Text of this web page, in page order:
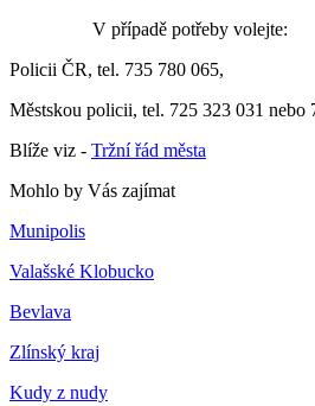
V případě potřeby volejte:
Policii ČR, tel. 735 780 065,
Městskou policii, tel. 725 323 031 nebo
Blíže viz - Tržní řád města
Mohlo by Vás zajímat
Munipolis
Valašské Klobucko
Bevlava
Zlínský kraj
Kudy z nudy